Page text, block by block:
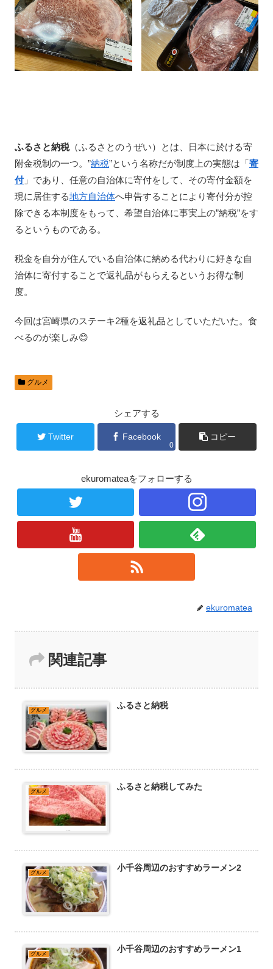
ふるさと納税（ふるさとのうぜい）とは、日本に於ける寄
附金税制の一つ。”納税”という名称だが制度上の実態は「寄
付」であり、任意の自治体に寄付をして、その寄付金額を
現に居住する地方自治体へ申告することにより寄付分が控
除できる本制度をもって、希望自治体に事実上の”納税”をす
るというものである。
税金を自分が住んでいる自治体に納める代わりに好きな自
治体に寄付することで返礼品がもらえるというお得な制
度。
今回は宮崎県のステーキ2種を返礼品としていただいた。食
べるのが楽しみ😊
グルメ
シェアする
Twitter Facebook
0
コピー
ekuromateaをフォローする
ekuromatea
関連記事
グルメ ふるさと納税
グルメ ふるさと納税してみた
グルメ 小千谷周辺のおすすめラーメン2
グルメ 小千谷周辺のおすすめラーメン1